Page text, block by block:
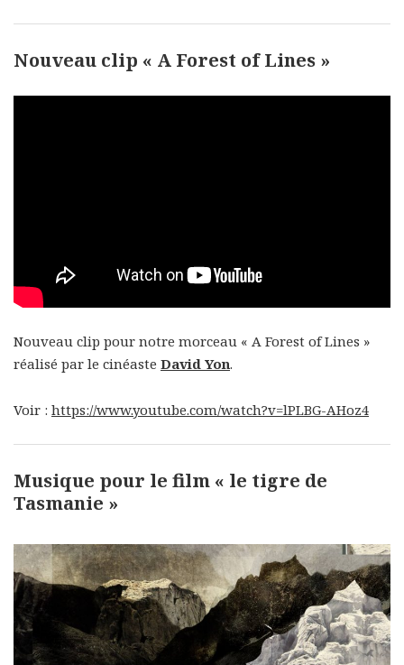
Nouveau clip « A Forest of Lines »
Nouveau clip pour notre morceau « A Forest of Lines »
réalisé par le cinéaste David Yon.
Voir : https://www.youtube.com/watch?v=lPLBG-AHoz4
Musique pour le film « le tigre de
Tasmanie »